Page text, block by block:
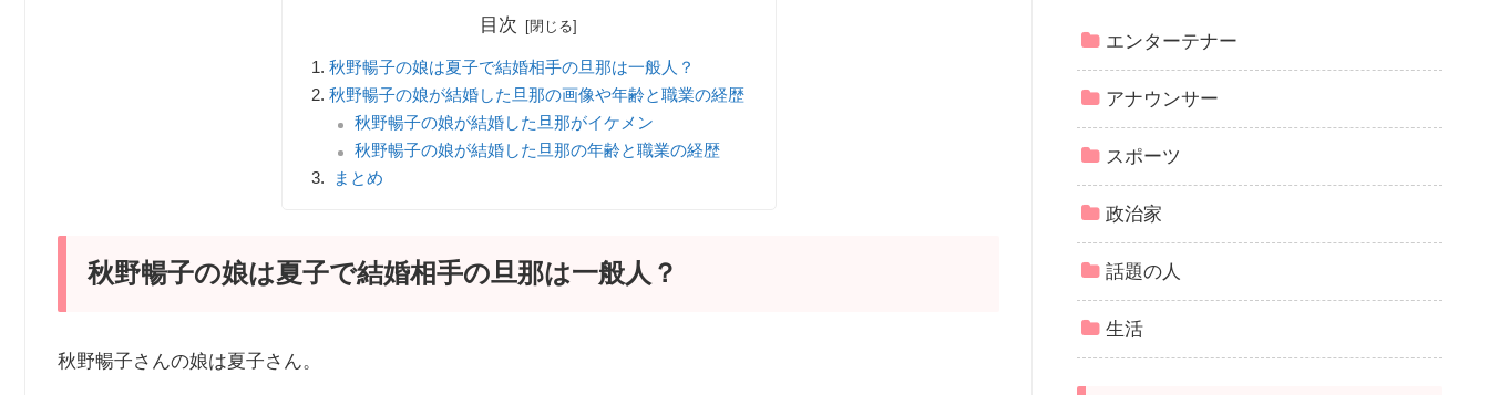
目次
秋野暢子の娘は夏子で結婚相手の旦那は一般人？
秋野暢子の娘が結婚した旦那の画像や年齢と職業の経歴
秋野暢子の娘が結婚した旦那がイケメン
秋野暢子の娘が結婚した旦那の年齢と職業の経歴
まとめ
秋野暢子の娘は夏子で結婚相手の旦那は一般人？
秋野暢子さんの娘は夏子さん。
エンターテナー
アナウンサー
スポーツ
政治家
話題の人
生活